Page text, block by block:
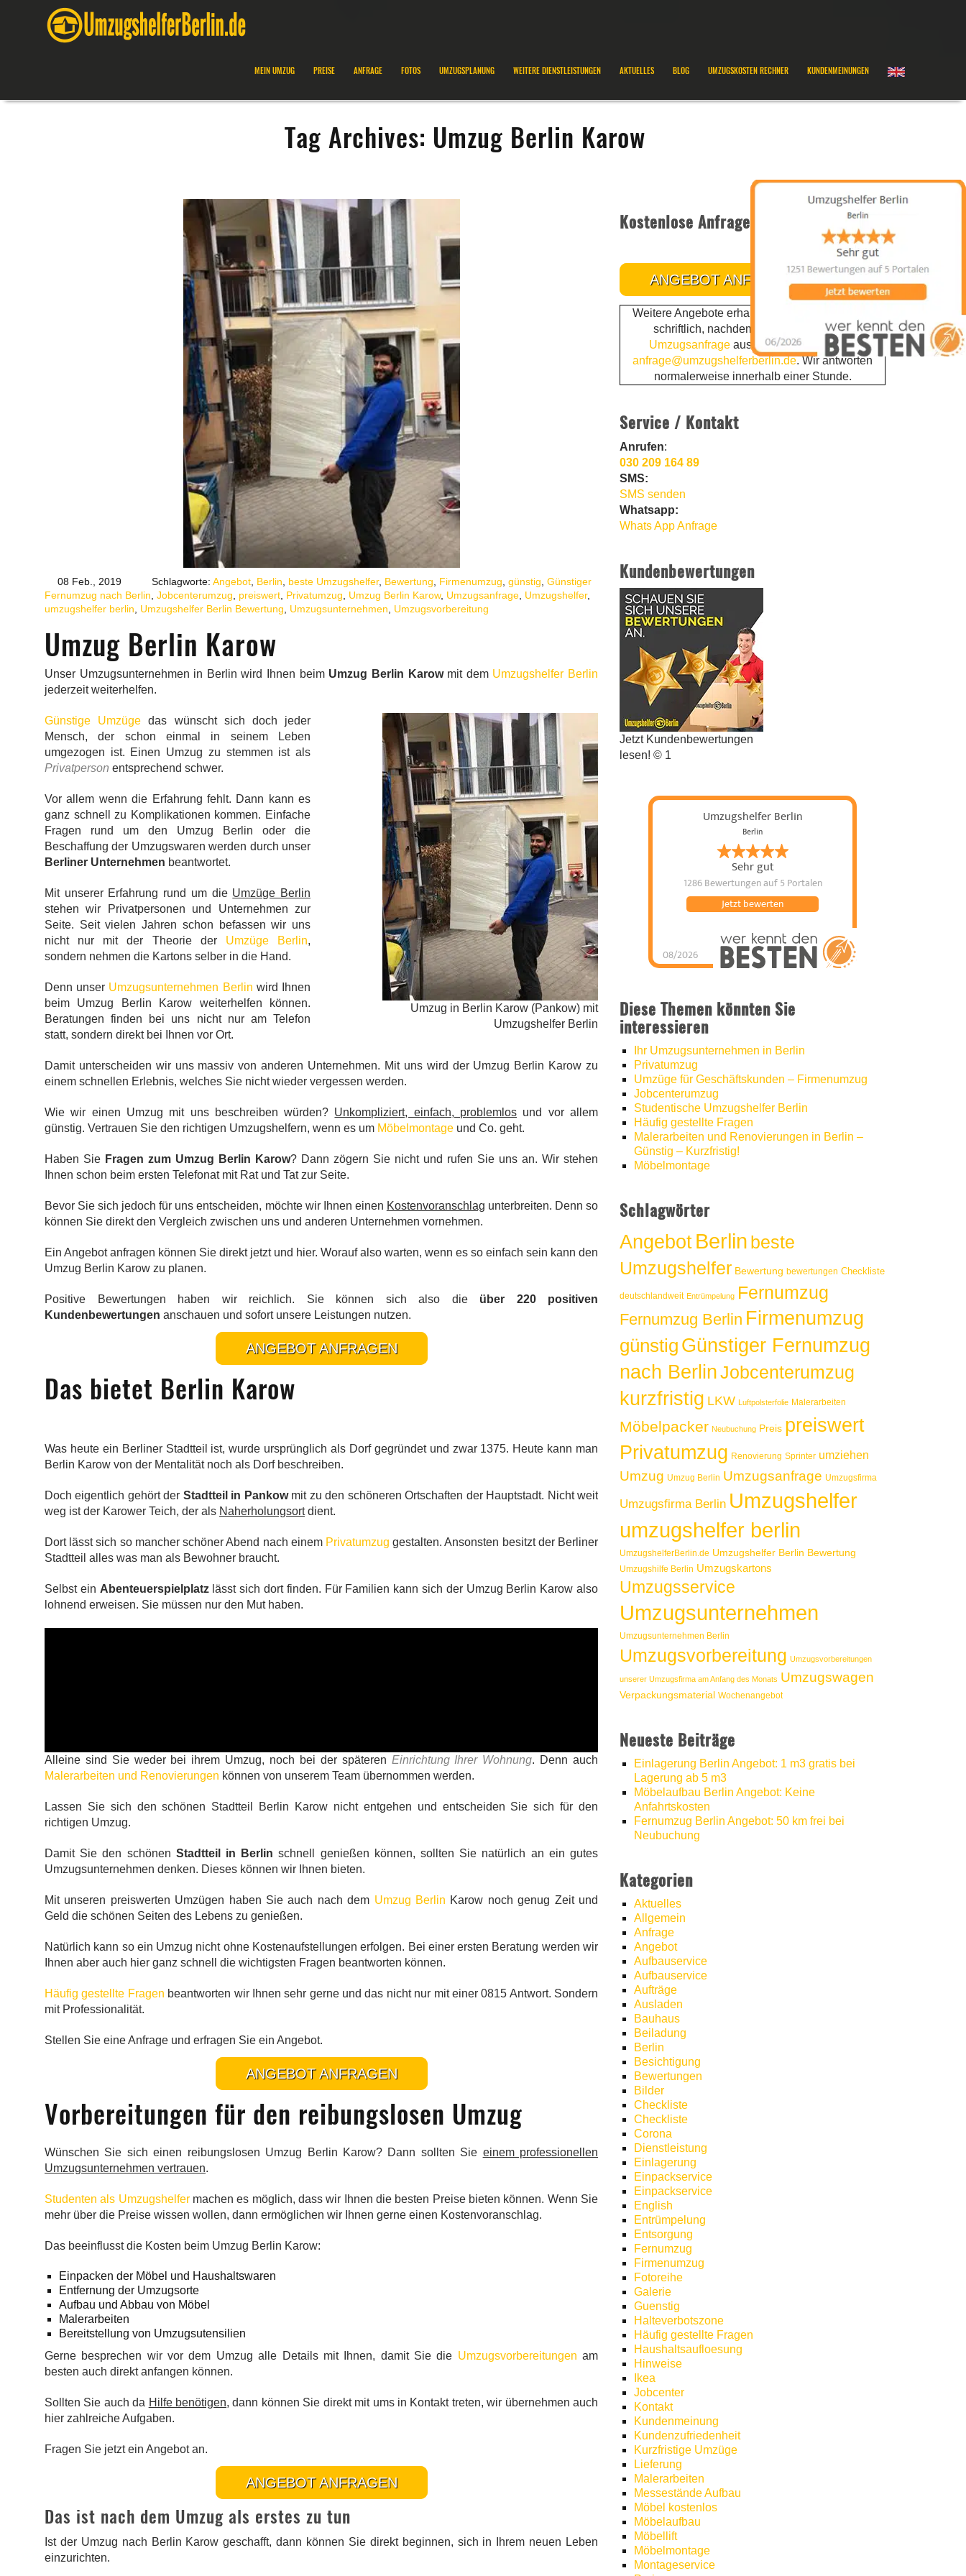
MEIN UMZUG PREISE ANFRAGE FOTOS UMZUGSPLANUNG WEITERE DIENSTLEISTUNGEN AKTUELLES BLOG UMZUGSKOSTEN RECHNER KUNDENMEINUNGEN
Tag Archives: Umzug Berlin Karow
08 Feb., 2019 Schlagworte: Angebot, Berlin, beste Umzugshelfer, Bewertung, Firmenumzug, günstig, Günstiger
Fernumzug nach Berlin, Jobcenterumzug, preiswert, Privatumzug, Umzug Berlin Karow, Umzugsanfrage, Umzugshelfer,
umzugshelfer berlin, Umzugshelfer Berlin Bewertung, Umzugsunternehmen, Umzugsvorbereitung
Umzug Berlin Karow
Unser Umzugsunternehmen in Berlin wird Ihnen beim Umzug Berlin Karowmit dem Umzugshelfer Berlin
jederzeit weiterhelfen.
Umzug in Berlin Karow (Pankow) mit
Umzugshelfer Berlin
Günstige Umzüge das wünscht sich doch jeder
Mensch, der schon einmal in seinem Leben
umgezogen ist. Einen Umzug zu stemmen ist als
Privatperson entsprechend schwer.
Vor allem wenn die Erfahrung fehlt. Dann kann es
ganz schnell zu Komplikationen kommen. Einfache
Fragen rund um den Umzug Berlin oder die
Beschaffung der Umzugswaren werden durch unser
Berliner Unternehmen beantwortet.
Mit unserer Erfahrung rund um die Umzüge Berlin
stehen wir Privatpersonen und Unternehmen zur
Seite. Seit vielen Jahren schon befassen wir uns
nicht nur mit der Theorie der Umzüge Berlin,
sondern nehmen die Kartons selber in die Hand.
Denn unser Umzugsunternehmen Berlin wird Ihnen
beim Umzug Berlin Karow weiterhelfen können.
Beratungen finden bei uns nicht nur am Telefon
statt, sondern direkt bei Ihnen vor Ort.
Damit unterscheiden wir uns massiv von anderen Unternehmen. Mit uns wird der Umzug Berlin Karow zu
einem schnellen Erlebnis, welches Sie nicht wieder vergessen werden.
Wie wir einen Umzug mit uns beschreiben würden? Unkompliziert, einfach, problemlos und vor allem
günstig. Vertrauen Sie den richtigen Umzugshelfern, wenn es um Möbelmontage und Co. geht.
Haben Sie Fragen zum Umzug Berlin Karow? Dann zögern Sie nicht und rufen Sie uns an. Wir stehen
Ihnen schon beim ersten Telefonat mit Rat und Tat zur Seite.
Bevor Sie sich jedoch für uns entscheiden, möchte wir Ihnen einen Kostenvoranschlag unterbreiten. Denn so
können Sie direkt den Vergleich zwischen uns und anderen Unternehmen vornehmen.
Ein Angebot anfragen können Sie direkt jetzt und hier. Worauf also warten, wenn es so einfach sein kann den
Umzug Berlin Karow zu planen.
Positive Bewertungen haben wir reichlich. Sie können sich also die über 220 positiven
Kundenbewertungen anschauen und sofort unsere Leistungen nutzen.
ANGEBOT ANFRAGEN
Das bietet Berlin Karow
Was heute ein Berliner Stadtteil ist, wurde ursprünglich als Dorf gegründet und zwar 1375. Heute kann man
Berlin Karow von der Mentalität noch als Dorf beschreiben.
Doch eigentlich gehört der Stadtteil in Pankowmit zu den schöneren Ortschaften der Hauptstadt. Nicht weit
weg ist der Karower Teich, der als Naherholungsortdient.
Dort lässt sich so mancher schöner Abend nach einem Privatumzug gestalten. Ansonsten besitzt der Berliner
Stadtteil alles was man als Bewohner braucht.
Selbst ein Abenteuerspielplatzlässt sich dort finden. Für Familien kann sich der Umzug Berlin Karow also
lohnend erweisen. Sie müssen nur den Mut haben.
Alleine sind Sie weder bei ihrem Umzug, noch bei der späteren Einrichtung Ihrer Wohnung. Denn auch
Malerarbeiten und Renovierungen können von unserem Team übernommen werden.
Lassen Sie sich den schönen Stadtteil Berlin Karow nicht entgehen und entscheiden Sie sich für den
richtigen Umzug.
Damit Sie den schönen Stadtteil in Berlin schnell genießen können, sollten Sie natürlich an ein gutes
Umzugsunternehmen denken. Dieses können wir Ihnen bieten.
Mit unseren preiswerten Umzügen haben Sie auch nach dem Umzug Berlin Karow noch genug Zeit und
Geld die schönen Seiten des Lebens zu genießen.
Natürlich kann so ein Umzug nicht ohne Kostenaufstellungen erfolgen. Bei einer ersten Beratung werden wir
Ihnen aber auch hier ganz schnell die wichtigsten Fragen beantworten können.
Häufig gestellte Fragen beantworten wir Ihnen sehr gerne und das nicht nur mit einer 0815 Antwort. Sondern
mit Professionalität.
Stellen Sie eine Anfrage und erfragen Sie ein Angebot.
ANGEBOT ANFRAGEN
Vorbereitungen für den reibungslosen Umzug
Wünschen Sie sich einen reibungslosen Umzug Berlin Karow? Dann sollten Sie einem professionellen
Umzugsunternehmen vertrauen.
Studenten als Umzugshelfermachen es möglich, dass wir Ihnen die besten Preise bieten können. Wenn Sie
mehr über die Preise wissen wollen, dann ermöglichen wir Ihnen gerne einen Kostenvoranschlag.
Das beeinflusst die Kosten beim Umzug Berlin Karow:
Einpacken der Möbel und Haushaltswaren
Entfernung der Umzugsorte
Aufbau und Abbau von Möbel
Malerarbeiten
Bereitstellung von Umzugsutensilien
Gerne besprechen wir vor dem Umzug alle Details mit Ihnen, damit Sie die Umzugsvorbereitungen am
besten auch direkt anfangen können.
Sollten Sie auch da Hilfe benötigen, dann können Sie direkt mit ums in Kontakt treten, wir übernehmen auch
hier zahlreiche Aufgaben.
Fragen Sie jetzt ein Angebot an.
ANGEBOT ANFRAGEN
Das ist nach dem Umzug als erstes zu tun
Ist der Umzug nach Berlin Karow geschafft, dann können Sie direkt beginnen, sich in Ihrem neuen Leben
einzurichten.
Kostenlose Anfrage
ANGEBOT ANFRAGEN
Weitere Angebote erhalten Sie telefonisch oder
schriftlich, nachdem Sie die
kostenlose
Umzugsanfrage ausgefüllt haben. Email:
anfrage@umzugshelferberlin.de. Wir antworten
normalerweise innerhalb einer Stunde.
Service / Kontakt
Anrufen:
030 209 164 89
SMS:
SMS senden
Whatsapp:
Whats App Anfrage
Kundenbewertungen
Jetzt Kundenbewertungen
lesen! © 1
Umzugshelfer Berlin
Berlin
Sehr gut
1286 Bewertungenauf 5 Portalen
08/2026
Jetzt bewerten
Umzugshelfer Berlin
hat5von5 Sternen |
werkenntdenBESTEN.de
Diese Themen könnten Sie
interessieren
Ihr Umzugsunternehmen in Berlin
Privatumzug
Umzüge für Geschäftskunden – Firmenumzug
Jobcenterumzug
Studentische Umzugshelfer Berlin
Häufig gestellte Fragen
Malerarbeiten und Renovierungen in Berlin –
Günstig – Kurzfristig!
Möbelmontage
Schlagwörter
AngebotBerlin beste
Umzugshelfer Bewertung bewertungen Checkliste
deutschlandweit Entrümpelung Fernumzug
Fernumzug Berlin Firmenumzug
günstig Günstiger Fernumzug
nach BerlinJobcenterumzug
kurzfristig LKW Luftpolsterfolie Malerarbeiten
Möbelpacker Neubuchung Preis preiswert
Privatumzug Renovierung Sprinter umziehen
Umzug Umzug Berlin Umzugsanfrage Umzugsfirma
Umzugsfirma Berlin Umzugshelfer
umzugshelfer berlin
UmzugshelferBerlin.de Umzugshelfer Berlin Bewertung
Umzugshilfe Berlin Umzugskartons
Umzugsservice
Umzugsunternehmen
Umzugsunternehmen Berlin
Umzugsvorbereitung Umzugsvorbereitungen
unserer Umzugsfirma am Anfang des Monats Umzugswagen
Verpackungsmaterial Wochenangebot
Neueste Beiträge
Einlagerung Berlin Angebot: 1 m3 gratis bei
Lagerung ab 5 m3
Möbelaufbau Berlin Angebot: Keine
Anfahrtskosten
Fernumzug Berlin Angebot: 50 km frei bei
Neubuchung
Kategorien
Aktuelles
Allgemein
Anfrage
Angebot
Aufbauservice
Aufbauservice
Aufträge
Ausladen
Bauhaus
Beiladung
Berlin
Besichtigung
Bewertungen
Bilder
Checkliste
Checkliste
Corona
Dienstleistung
Einlagerung
Einpackservice
Einpackservice
English
Entrümpelung
Entsorgung
Fernumzug
Firmenumzug
Fotoreihe
Galerie
Guenstig
Halteverbotszone
Häufig gestellte Fragen
Haushaltsaufloesung
Hinweise
Ikea
Jobcenter
Kontakt
Kundenmeinung
Kundenzufriedenheit
Kurzfristige Umzüge
Lieferung
Malerarbeiten
Messestände Aufbau
Möbel kostenlos
Möbelaufbau
Möbellift
Möbelmontage
Montageservice